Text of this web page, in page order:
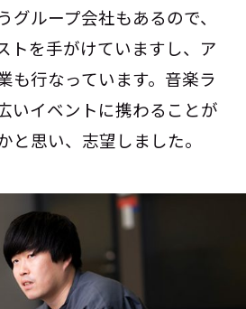
グループ会社もあるので、
トを手がけていますし、ア
も行なっています。音楽ラ
いイベントに携わることが
と思い、志望しました。